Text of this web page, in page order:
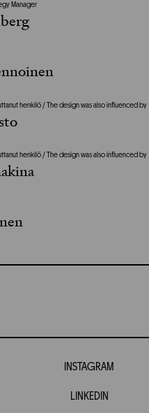
Manager
henkilö / The design was also influenced by
henkilö / The design was also influenced by
INSTAGRAM
LINKEDIN